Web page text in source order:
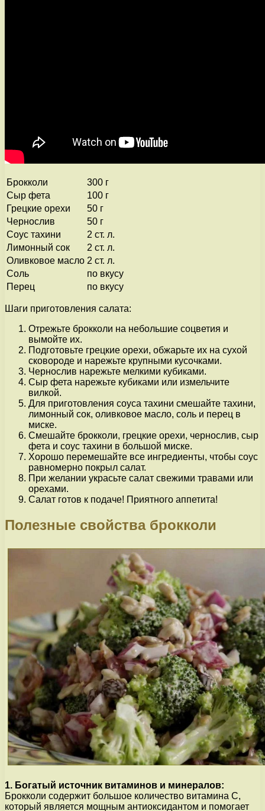
Брокколи
300 г
Сыр фета
100 г
Грецкие орехи
50 г
Чернослив
50 г
Соус тахини
2 ст. л.
Лимонный сок
2 ст. л.
Оливковое масло 2 ст. л.
Соль
по вкусу
Перец
по вкусу
Шаги приготовления салата:
Отрежьте брокколи на небольшие соцветия и
вымойте их.
Подготовьте грецкие орехи, обжарьте их на сухой
сковороде и нарежьте крупными кусочками.
Чернослив нарежьте мелкими кубиками.
Сыр фета нарежьте кубиками или измельчите
вилкой.
Для приготовления соуса тахини смешайте тахини,
лимонный сок, оливковое масло, соль и перец в
миске.
Смешайте брокколи, грецкие орехи, чернослив, сыр
фета и соус тахини в большой миске.
Хорошо перемешайте все ингредиенты, чтобы соус
равномерно покрыл салат.
При желании украсьте салат свежими травами или
орехами.
Салат готов к подаче! Приятного аппетита!
Полезные свойства брокколи
1. Богатый источник витаминов и минералов:
Брокколи содержит большое количество витамина C,
который является мощным антиоксидантом и помогает